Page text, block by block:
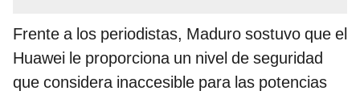
Frente a los periodistas, Maduro sostuvo que el
Huawei le proporciona un nivel de seguridad
que considera inaccesible para las potencias